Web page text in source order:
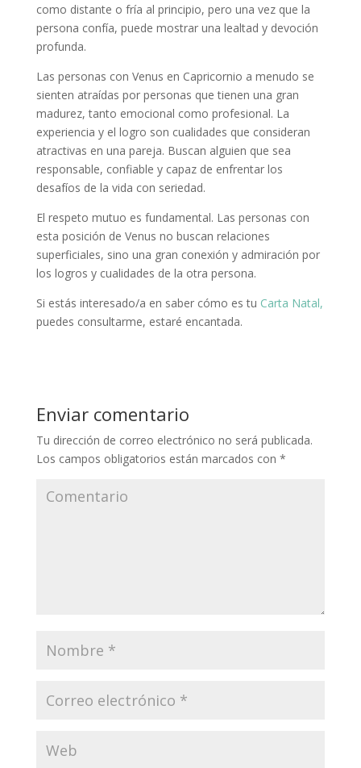
como distante o fría al principio, pero una vez que la
persona confía, puede mostrar una lealtad y devoción
profunda.
Las personas con Venus en Capricornio a menudo se
sienten atraídas por personas que tienen una gran
madurez, tanto emocional como profesional. La
experiencia y el logro son cualidades que consideran
atractivas en una pareja. Buscan alguien que sea
responsable, confiable y capaz de enfrentar los
desafíos de la vida con seriedad.
El respeto mutuo es fundamental. Las personas con
esta posición de Venus no buscan relaciones
superficiales, sino una gran conexión y admiración por
los logros y cualidades de la otra persona.
Si estás interesado/a en saber cómo es tu Carta Natal,
puedes consultarme, estaré encantada.
Enviar comentario
Tu dirección de correo electrónico no será publicada.
Los campos obligatorios están marcados con *